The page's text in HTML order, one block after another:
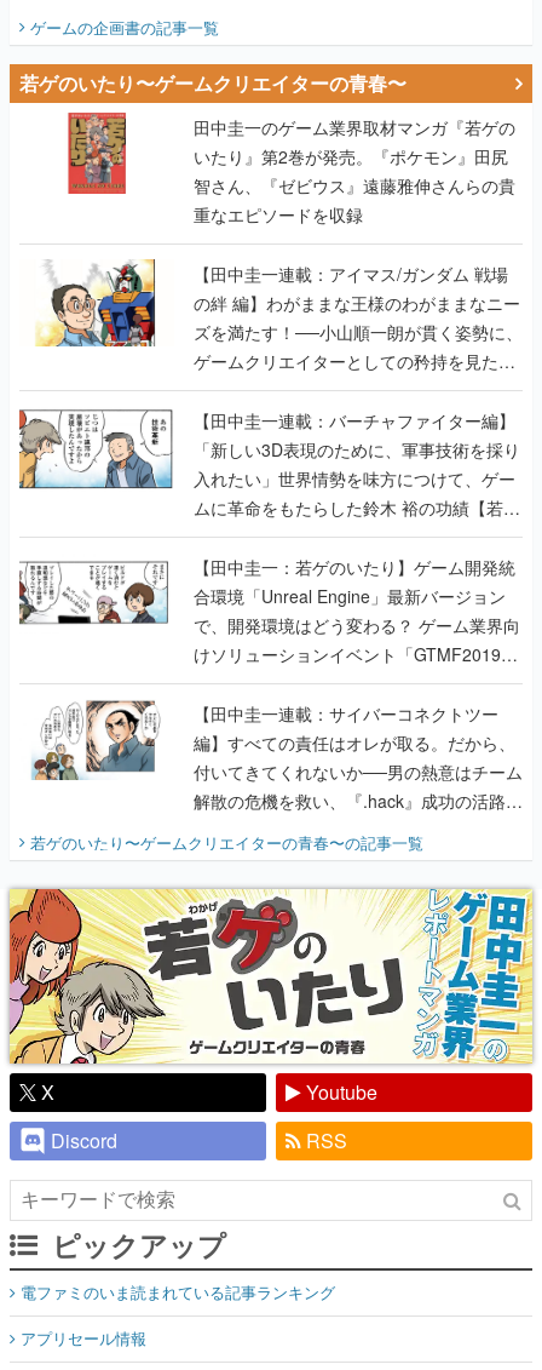
ゲームの企画書の記事一覧
若ゲのいたり〜ゲームクリエイターの青春〜
田中圭一のゲーム業界取材マンガ『若ゲの
いたり』第2巻が発売。『ポケモン』田尻
智さん、『ゼビウス』遠藤雅伸さんらの貴
重なエピソードを収録
【田中圭一連載：アイマス/ガンダム 戦場
の絆 編】わがままな王様のわがままなニー
ズを満たす！──小山順一朗が貫く姿勢に、
ゲームクリエイターとしての矜持を見た
【若ゲのいたり最終回】
【田中圭一連載：バーチャファイター編】
「新しい3D表現のために、軍事技術を採り
入れたい」世界情勢を味方につけて、ゲー
ムに革命をもたらした鈴木 裕の功績【若ゲ
のいたり】
【田中圭一：若ゲのいたり】ゲーム開発統
合環境「Unreal Engine」最新バージョン
で、開発環境はどう変わる？ ゲーム業界向
けソリューションイベント「GTMF2019」
に行って、より理解を深めよう【PR】
【田中圭一連載：サイバーコネクトツー
編】すべての責任はオレが取る。だから、
付いてきてくれないか──男の熱意はチーム
解散の危機を救い、『.hack』成功の活路を
『少年ジャンプ』色だった【若ゲのいた
り】
若ゲのいたり〜ゲームクリエイターの青春〜の記事一覧
X
Youtube
Discord
RSS
ピックアップ
電ファミのいま読まれている記事ランキング
アプリセール情報